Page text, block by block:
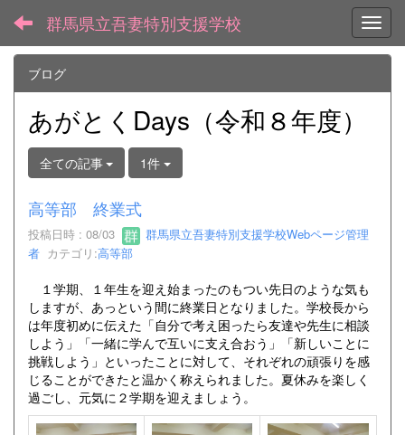
群馬県立吾妻特別支援学校
ブログ
あがとくDays（令和８年度）
全ての記事 1件
高等部 終業式
投稿日時 : 08/03
群馬県立吾妻特別支援学校Webページ管理
者 カテゴリ:高等部
１学期、１年生を迎え始まったのもつい先日のような気も
しますが、あっという間に終業日となりました。学校長から
は年度初めに伝えた「自分で考え困ったら友達や先生に相談
しよう」「一緒に学んで互いに支え合おう」「新しいことに
挑戦しよう」といったことに対して、それぞれの頑張りを感
じることができたと温かく称えられました。夏休みを楽しく
過ごし、元気に２学期を迎えましょう。